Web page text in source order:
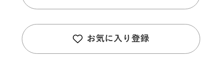
お気に入り登録